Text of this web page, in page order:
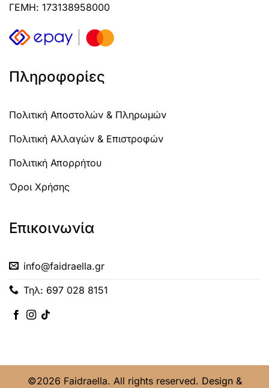
ΓΕΜΗ: 173138958000
Πληροφορίες
Πολιτική Αποστολών & Πληρωμών
Πολιτική Αλλαγών & Επιστροφών
Πολιτική Απορρήτου
Όροι Χρήσης
Επικοινωνία
info@faidraella.gr
Τηλ: 697 028 8151
©2026 Faidraella. All rights reserved. Design &